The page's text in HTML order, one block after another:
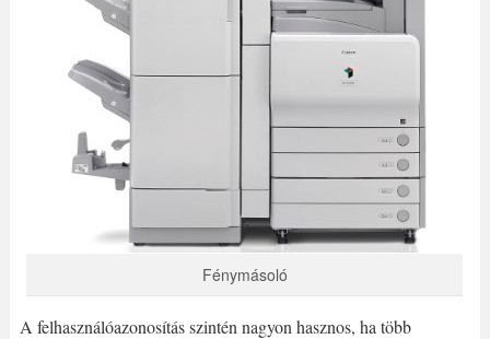
Fénymásoló
A felhasználóazonosítás szintén nagyon hasznos, ha több